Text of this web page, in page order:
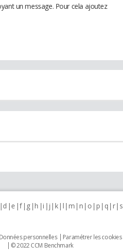
un message. Pour cela ajoutez
d e f g h i j k l m n o p q r s
Données personnelles Paramétrer les cookies
© 2022 CCM Benchmark